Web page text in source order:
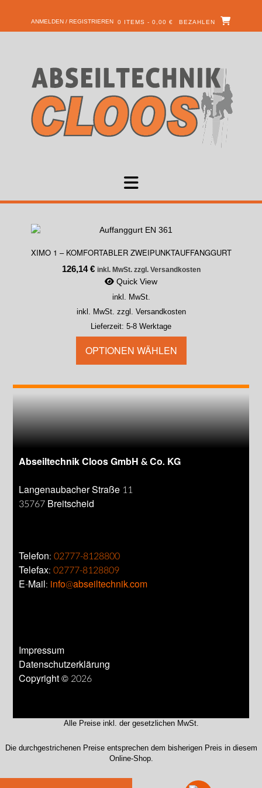
ANMELDEN / REGISTRIEREN 0 ITEMS - 0,00 € BEZAHLEN
XIMO 1 – KOMFORTABLER ZWEIPUNKTAUFFANGGURT
126,14€ inkl. MwSt. zzgl. Versandkosten
Quick View
inkl. MwSt.
inkl. MwSt. zzgl. Versandkosten
Lieferzeit: 5-8 Werktage
OPTIONEN WÄHLEN
Abseiltechnik Cloos GmbH & Co. KG
Langenaubacher Straße 11
35767 Breitscheid
Telefon:02777-8128800
Telefax:02777-8128809
E-Mail: info@abseiltechnik.com
Impressum
Datenschutzerklärung
Copyright © 2026
Alle Preise inkl. der gesetzlichen MwSt.
Die durchgestrichenen Preise entsprechen dem bisherigen Preis in diesem
Online-Shop.